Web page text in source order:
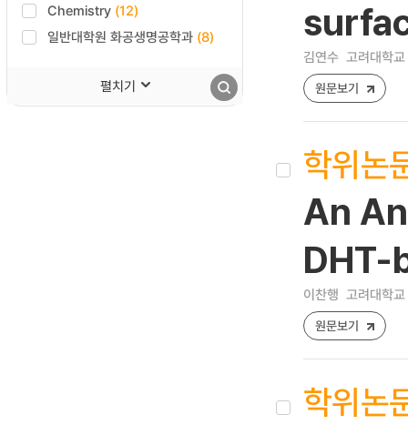
Chemistry (12)
일반대학원 화공생명공학과 (8)
펼치기
김연수 고려대학
원문보기
학위논
An
DHT-
이찬행 고려대학
원문보기
학위논